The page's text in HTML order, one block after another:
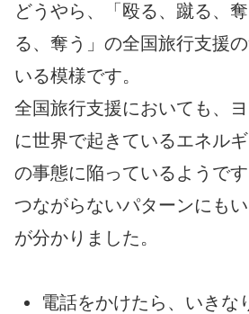
どうやら、「殴る、蹴る、
る、奪う」の全国旅行支援
いる模様です。
全国旅行支援においても、
に世界で起きているエネル
の事態に陥っているようです
つながらないパターンにも
が分かりました。
電話をかけたら、いきな